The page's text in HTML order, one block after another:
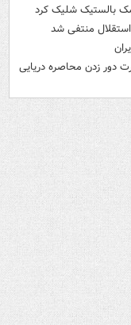
بالستیک شلیک کرد
منتفی شد
دور زدن محاصره دریایی